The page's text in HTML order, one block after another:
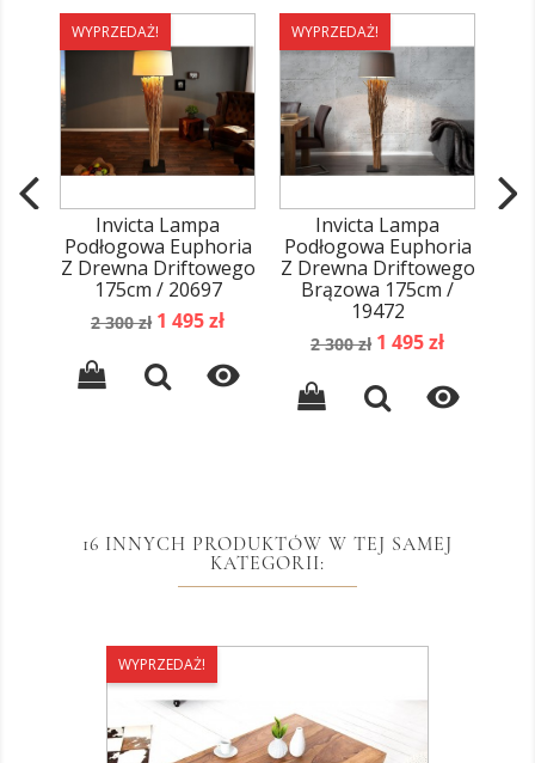
WYPRZEDAŻ!
Invicta Lampa
Podłogowa Euphoria
Z Drewna Driftowego
175cm / 20697
Cena
2 300 zł Cena
1 495 zł

WYPRZEDAŻ!
Invicta Lampa
Podłogowa Euphoria
Z Drewna Driftowego
Brązowa 175cm /
19472
Cena
2 300 zł Cena
1 495 zł

16 INNYCH PRODUKTÓW W TEJ SAMEJ
KATEGORII:
WYPRZEDAŻ!